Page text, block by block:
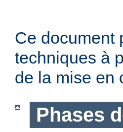
Ce document
techniques à
de la mise en
Phases